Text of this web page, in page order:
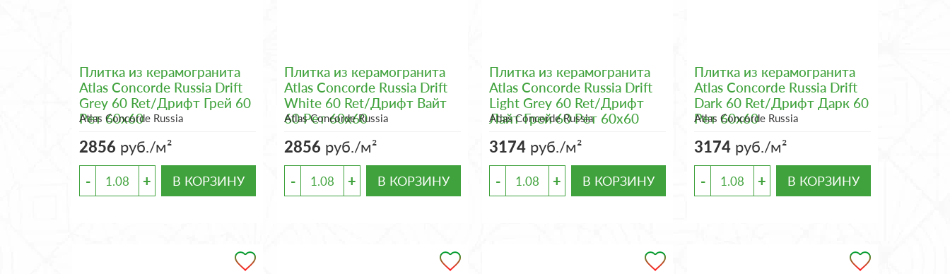
Плитка из керамогранита
Atlas Concorde Russia Drift
Grey 60 Ret/Дрифт Грей 60
Рет 60x60
Atlas Concorde Russia
2856 руб./м²
- + В КОРЗИНУ
Плитка из керамогранита
Atlas Concorde Russia Drift
White 60 Ret/Дрифт Вайт
60 Рет 60x60
Atlas Concorde Russia
2856 руб./м²
- + В КОРЗИНУ
Плитка из керамогранита
Atlas Concorde Russia Drift
Light Grey 60 Ret/Дрифт
Лайт Грей 60 Рет 60x60
Atlas Concorde Russia
3174 руб./м²
- + В КОРЗИНУ
Плитка из керамогранита
Atlas Concorde Russia Drift
Dark 60 Ret/Дрифт Дарк 60
Рет 60x60
Atlas Concorde Russia
3174 руб./м²
- + В КОРЗИНУ